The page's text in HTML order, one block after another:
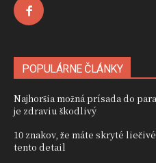
POPULÁRNE ČLÁNKY
Najhoršia možná prísada do
je zdraviu škodlivý
10 znakov, že máte skryté
tento detail